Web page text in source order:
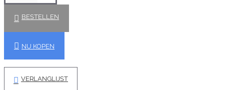
BESTELLEN
NU KOPEN
VERLANGLIJST